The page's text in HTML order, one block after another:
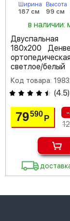
Ширина
187 см
Высота
99 см
в наличии:
Двуспальная
180х200
светлое/белый
Код товара:
(4.5)
79590Р